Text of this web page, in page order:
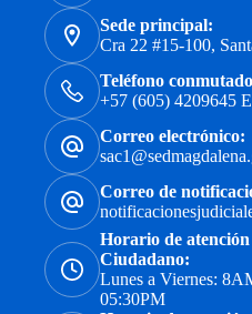
Sede principal:
Cra 22 #15-100,
Teléfono
+57 (605) 4209645
Correo electrónico:
Correo de
Horario de
Ciudadano:
Lunes a Viernes:
05:30PM